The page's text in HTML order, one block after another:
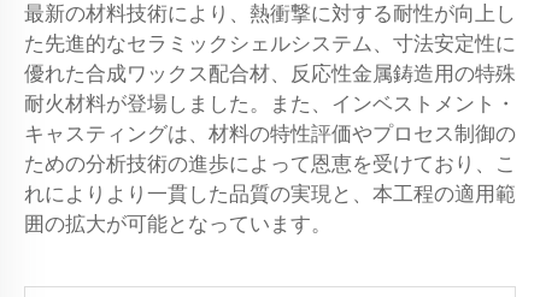
最新の材料技術により、熱衝撃に対する耐性が向上し
た先進的なセラミックシェルシステム、寸法安定性に
優れた合成ワックス配合材、反応性金属鋳造用の特殊
耐火材料が登場しました。また、インベストメント・
キャスティングは、材料の特性評価やプロセス制御の
ための分析技術の進歩によって恩恵を受けており、こ
れによりより一貫した品質の実現と、本工程の適用範
囲の拡大が可能となっています。